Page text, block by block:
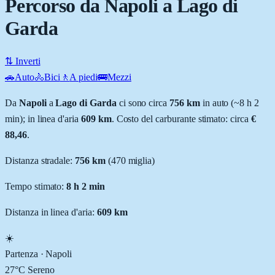
Percorso da Napoli a Lago di
Garda
⇅ Inverti
🚗Auto🚴Bici 🚶 A piedi🚌Mezzi
Da NapoliaLago di Garda ci sono circa 756kmin auto (~8 h 2
min); in linea d'aria 609km. Costo del carburante stimato: circa €
88,46.
Distanza stradale: 756km (470miglia)
Tempo stimato:8 h 2 min
Distanza in linea d'aria: 609km
☀️
Partenza ·Napoli
27°C Sereno